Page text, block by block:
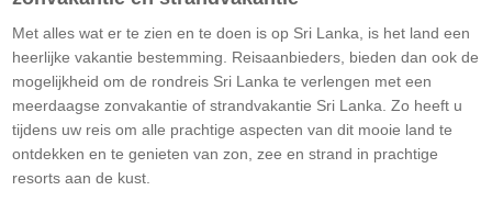
Met alles wat er te zien en te doen is op Sri Lanka, is het land een
heerlijke vakantie bestemming. Reisaanbieders, bieden dan ook de
mogelijkheid om de rondreis Sri Lanka te verlengen met een
meerdaagse zonvakantie of strandvakantie Sri Lanka. Zo heeft u
tijdens uw reis om alle prachtige aspecten van dit mooie land te
ontdekken en te genieten van zon, zee en strand in prachtige
resorts aan de kust.